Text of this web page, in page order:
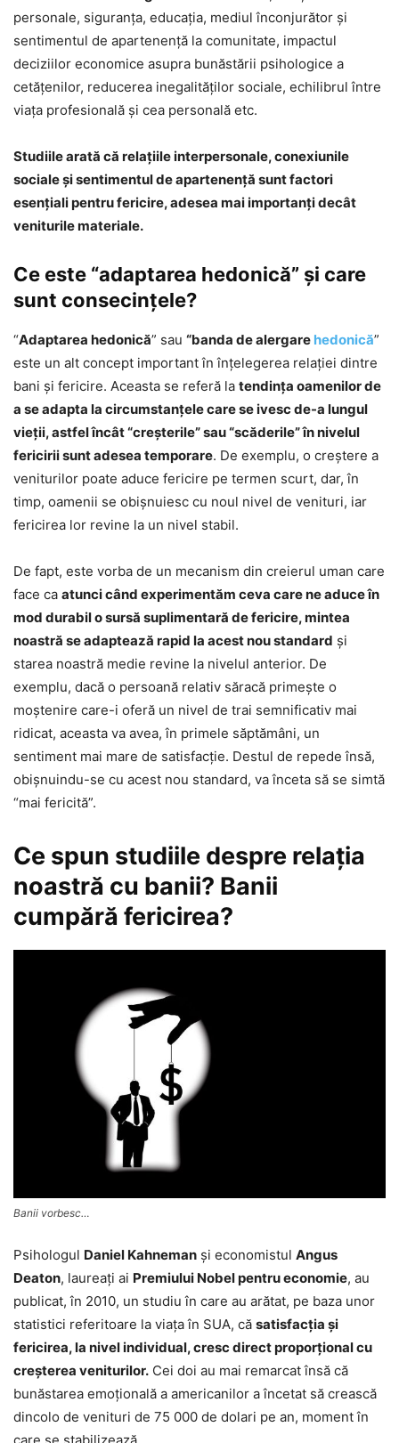
personale, siguranța, educația, mediul înconjurător și
sentimentul de apartenență la comunitate, impactul
deciziilor economice asupra bunăstării psihologice a
cetățenilor, reducerea inegalităţilor sociale, echilibrul între
viața profesională și cea personală etc.
Studiile arată că relațiile interpersonale, conexiunile
sociale și sentimentul de apartenență sunt factori
esențiali pentru fericire, adesea mai importanți decât
veniturile materiale.
Ce este “adaptarea hedonică” şi care
sunt consecinţele?
“Adaptarea hedonică” sau “banda de alergare hedonică”
este un alt concept important în înţelegerea relaţiei dintre
bani şi fericire. Aceasta se referă la tendința oamenilor de
a se adapta la circumstanțele care se ivesc de-a lungul
vieţii, astfel încât “creșterile” sau “scăderile” în nivelul
fericirii sunt adesea temporare. De exemplu, o creștere a
veniturilor poate aduce fericire pe termen scurt, dar, în
timp, oamenii se obișnuiesc cu noul nivel de venituri, iar
fericirea lor revine la un nivel stabil.
De fapt, este vorba de un mecanism din creierul uman care
face ca atunci când experimentăm ceva care ne aduce în
mod durabil o sursă suplimentară de fericire, mintea
noastră se adaptează rapid la acest nou standard și
starea noastră medie revine la nivelul anterior. De
exemplu, dacă o persoană relativ săracă primeşte o
moştenire care-i oferă un nivel de trai semnificativ mai
ridicat, aceasta va avea, în primele săptămâni, un
sentiment mai mare de satisfacție. Destul de repede însă,
obişnuindu-se cu acest nou standard, va înceta să se simtă
“mai fericită”.
Ce spun studiile despre relația
noastră cu banii? Banii
cumpără fericirea?
Banii vorbesc…
Psihologul Daniel Kahneman şi economistul Angus
Deaton, laureaţi ai Premiului Nobel pentru economie, au
publicat, în 2010, un studiu în care au arătat, pe baza unor
statistici referitoare la viaţa în SUA, că satisfacţia şi
fericirea, la nivel individual, cresc direct proporţional cu
creşterea veniturilor. Cei doi au mai remarcat însă că
bunăstarea emoțională a americanilor a încetat să crească
dincolo de venituri de 75 000 de dolari pe an, moment în
care se stabilizează.